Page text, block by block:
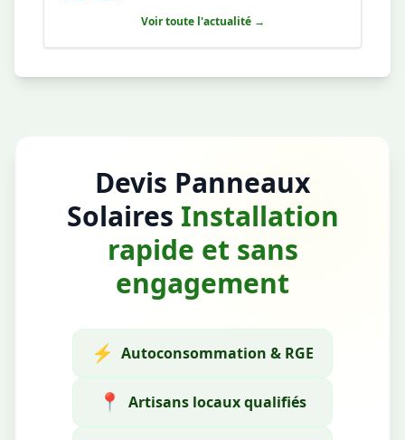
Voir toute l'actualité →
Devis Panneaux
Solaires Installation
rapide et sans
engagement
⚡ Autoconsommation & RGE
📍 Artisans locaux qualifiés